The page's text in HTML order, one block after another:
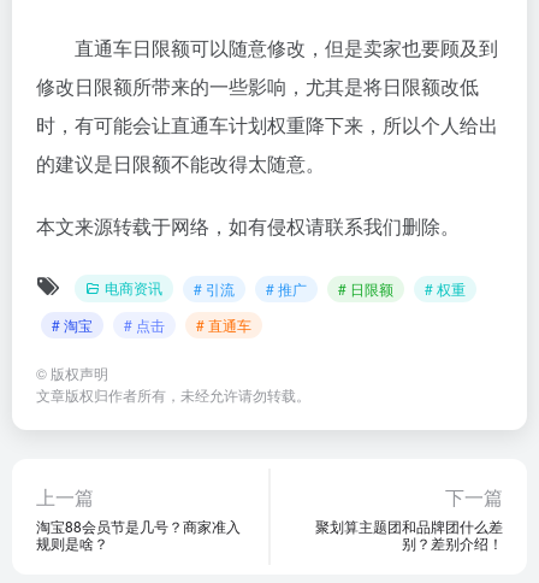
直通车日限额可以随意修改，但是卖家也要顾及到
修改日限额所带来的一些影响，尤其是将日限额改低
时，有可能会让直通车计划权重降下来，所以个人给出
的建议是日限额不能改得太随意。
本文来源转载于网络，如有侵权请联系我们删除。
电商资讯 # 引流 # 推广 # 日限额
# 权重
# 淘宝
# 点击 # 直通车
© 版权声明
文章版权归作者所有，未经允许请勿转载。
上一篇
淘宝88会员节是几号？商家准入
规则是啥？
下一篇
聚划算主题团和品牌团什么差
别？差别介绍！